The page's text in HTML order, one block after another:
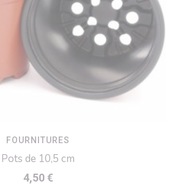
FOURNITURES
Pots de 10,5 cm
4,50€